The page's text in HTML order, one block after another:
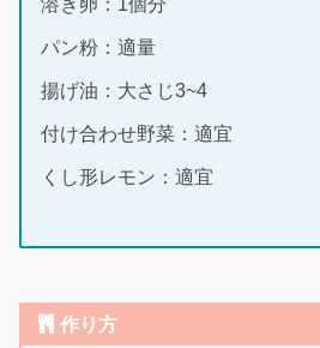
溶き卵：1個分
パン粉：適量
揚げ油：大さじ3~4
付け合わせ野菜：適宜
くし形レモン：適宜
作り方